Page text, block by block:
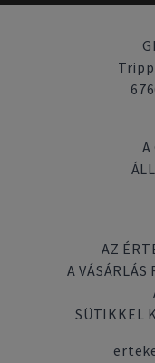
A
AZ
A
SÜTIKKEL